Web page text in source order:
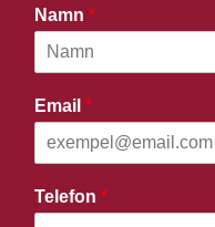
Namn *
Email *
Telefon *